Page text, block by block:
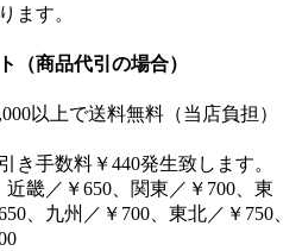
ます。
（商品代引の場合）
以上で送料無料（当店負担）
き手数料￥440発生致します。
畿／￥650、関東／￥700、東
、九州／￥700、東北／￥750、